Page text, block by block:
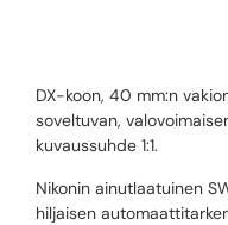
DX-koon, 40 mm:n
soveltuvan,
kuvaussuhde 1:1.
Nikonin ainutlaatuinen
hiljaisen